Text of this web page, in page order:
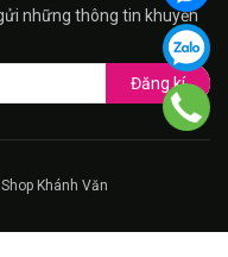
những thông tin khuyến
Đăng kí
Khánh Văn